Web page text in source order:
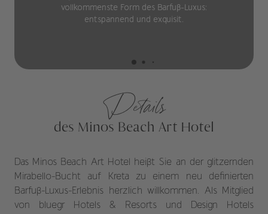
vollkommenste Form des Barfuß-Luxus:
entspannend und exquisit.
Details
des Minos Beach Art Hotel
Das Minos Beach Art Hotel heißt Sie an der glitzernden
Mirabello-Bucht auf Kreta zu einem neu definierten
Barfuß-Luxus-Erlebnis herzlich willkommen. Als Mitglied
von bluegr Hotels & Resorts und Design Hotels